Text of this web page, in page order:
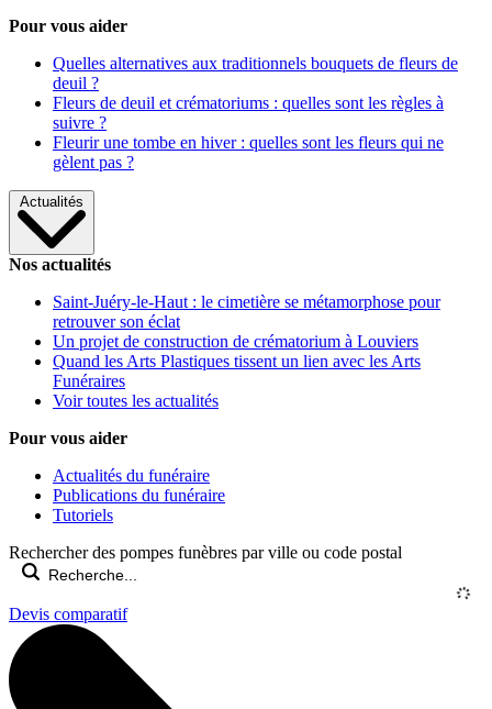
Pour vous aider
Quelles alternatives aux traditionnels bouquets de fleurs de
deuil ?
Fleurs de deuil et crématoriums : quelles sont les règles à
suivre ?
Fleurir une tombe en hiver : quelles sont les fleurs qui ne
gèlent pas ?
Actualités
Nos actualités
Saint-Juéry-le-Haut : le cimetière se métamorphose pour
retrouver son éclat
Un projet de construction de crématorium à Louviers
Quand les Arts Plastiques tissent un lien avec les Arts
Funéraires
Voir toutes les actualités
Pour vous aider
Actualités du funéraire
Publications du funéraire
Tutoriels
Rechercher des pompes funèbres par ville ou code postal
Devis comparatif